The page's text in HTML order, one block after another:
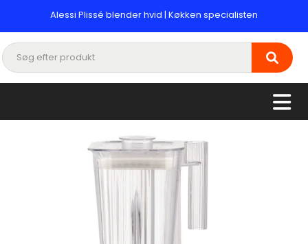
Alessi Plissé blender hvid | Køkken specialisten